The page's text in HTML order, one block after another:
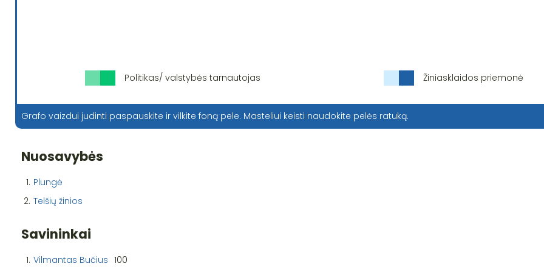
Politikas/ valstybės tarnautojas Žiniasklaidos priemonė
Grafo vaizdui judinti paspauskite ir vilkite foną pele. Masteliui keisti naudokite pelės ratuką.
Nuosavybės
1. Plungė
2. Telšių žinios
Savininkai
1. Vilmantas Bučius 100